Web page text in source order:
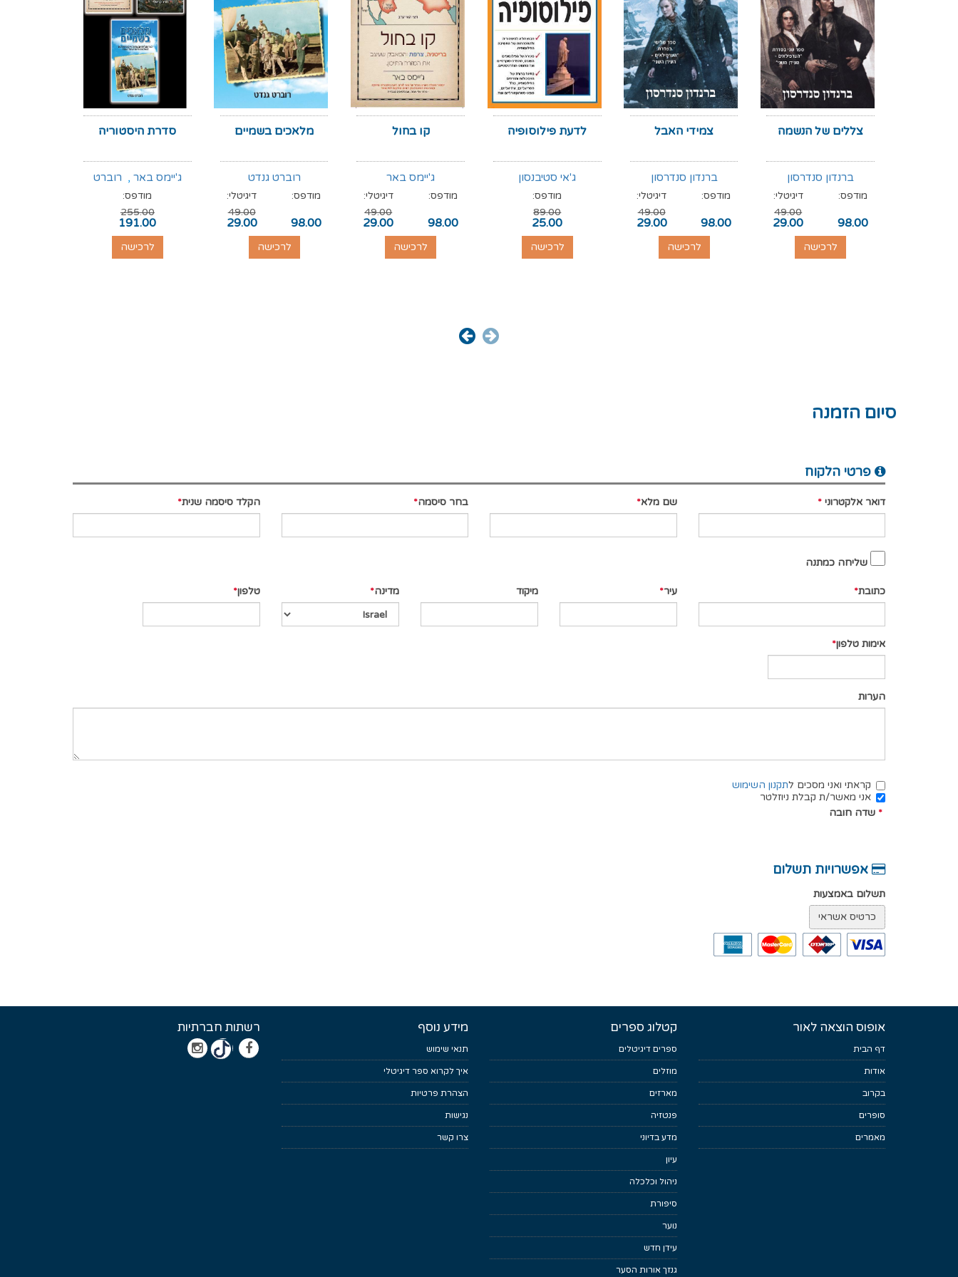
צללים של הנשמה
ברנדון סנדרסון
מודפס:
98.00
דיגיטלי:
49.00
29.00
לרכישה
צמידי האבל
ברנדון סנדרסון
מודפס:
98.00
דיגיטלי:
49.00
29.00
לרכישה
לדעת פילוסופיה
ג'אי סטיבנסון
מודפס:
89.00
25.00
לרכישה
קו בחול
ג'יימס באר
מודפס:
98.00
דיגיטלי:
49.00
29.00
לרכישה
מלאכים בשמיים
רוברט גנדט
מודפס:
98.00
דיגיטלי:
49.00
29.00
לרכישה
סדרת היסטוריה
ג'יימס באר , רוברט
,רוג'ר קראולי
מודפס:
255.00
191.00
לרכישה
סיום הזמנה
פרטי הלקוח
דואר אלקטרוני שם מלא בחר סיסמה הקלד סיסמה שנית
שליחה כמתנה
כתובת עיר מיקוד מדינה טלפון
אימות טלפון
הערות
קראתי ואני מסכים לתקנון השימוש
אני מאשר/ת קבלת ניוזלטר
* שדה חובה
אפשרויות תשלום
תשלום באמצעות
אופוס הוצאה לאור
דף הבית
אודות
בקרוב
סופרים
מאמרים
קטלוג ספרים
ספרים דיגיטלים
מוזלים
מארזים
פנטזיה
מדע בדיוני
עיון
ניהול וכלכלה
סיפורת
נוער
עידן חדש
גנזך אורות הסער
מידע נוסף
תנאי שימוש
איך לקרוא ספר דיגיטלי
הצהרת פרטיות
נגישות
צרו קשר
רשתות חברתיות